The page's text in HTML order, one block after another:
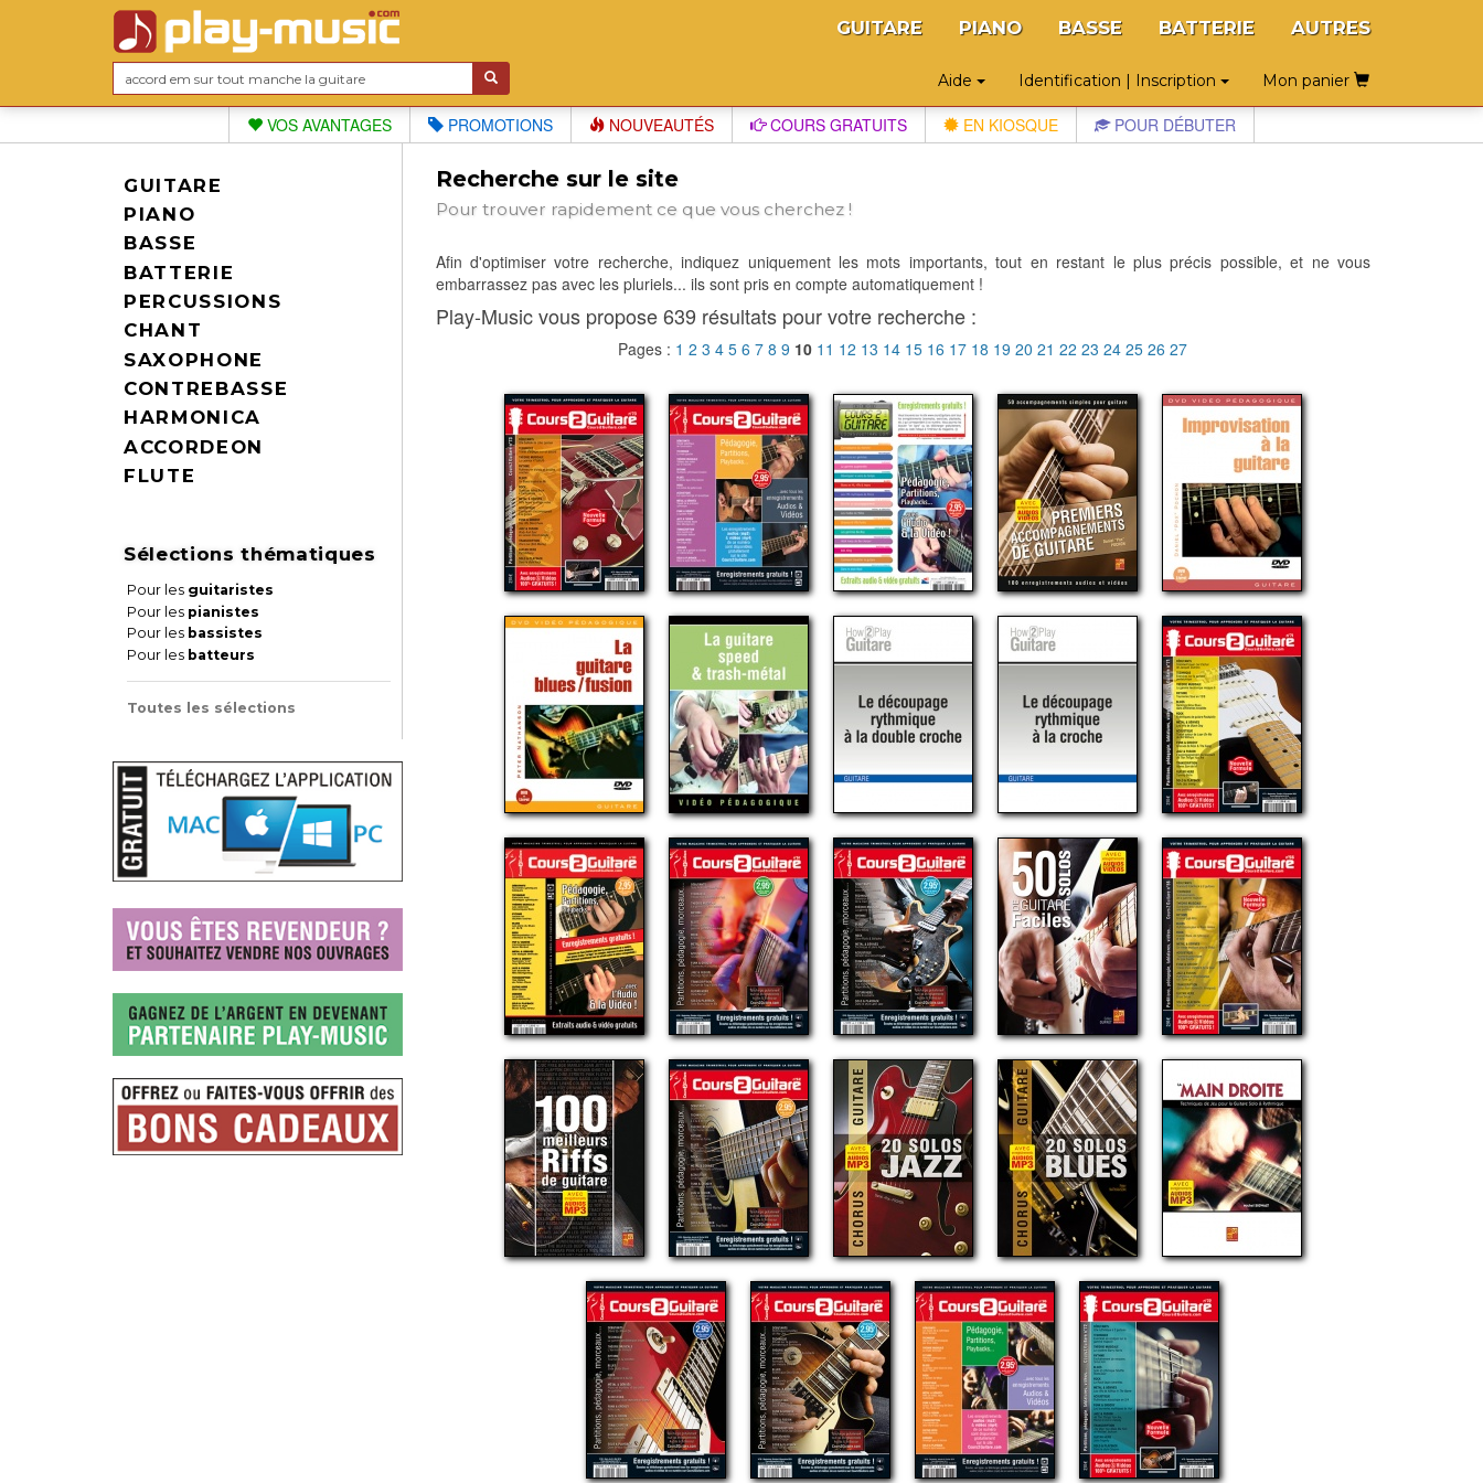
GUITARE PIANO BASSE BATTERIE AUTRES
Aide Identification | Inscription Mon panier
VOS AVANTAGES PROMOTIONS NOUVEAUTÉS COURS GRATUITS EN KIOSQUE POUR DÉBUTER
GUITARE
PIANO
BASSE
BATTERIE
PERCUSSIONS
CHANT
SAXOPHONE
CONTREBASSE
HARMONICA
ACCORDEON
FLUTE
Sélections thématiques
Pour les guitaristes
Pour les pianistes
Pour les bassistes
Pour les batteurs
Toutes les sélections
Recherche sur le site
Pour trouver rapidement ce que vous cherchez !
Afin d'optimiser votre recherche, indiquez uniquement les mots importants, tout en restant le plus précis possible, et ne vous
embarrassez pas avec les pluriels... ils sont pris en compte automatiquement !
Play-Music vous propose 639 résultats pour votre recherche :
Pages : 1 2 3 4 5 6 7 8 9 10 11 12 13 14 15 16 17 18 19 20 21 22 23 24 25 26 27